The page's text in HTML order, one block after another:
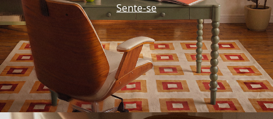
Sente-se